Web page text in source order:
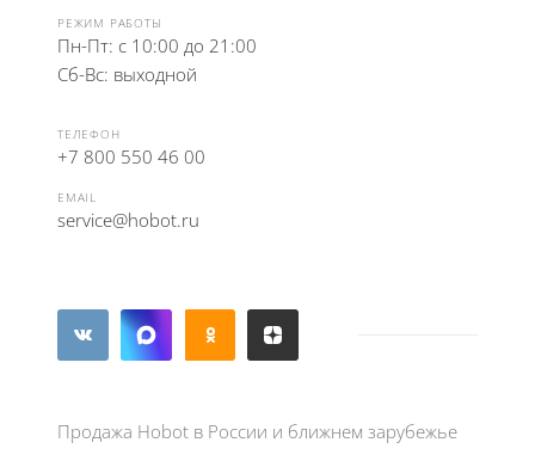
РЕЖИМ РАБОТЫ
Пн-Пт: с 10:00 до 21:00
Сб-Вс: выходной
ТЕЛЕФОН
+7 800 550 46 00
EMAIL
service@hobot.ru
Продажа Hobot в России и ближнем зарубежье